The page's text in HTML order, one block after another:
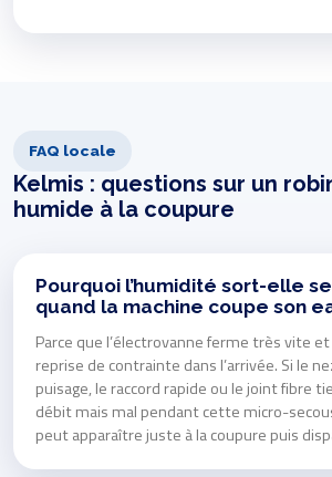
FAQ locale
Kelmis : questions sur un
humide à la coupure
Pourquoi l’humidité sort-elle
quand la machine coupe son
Parce que l’électrovanne ferme très vite
reprise de contrainte dans l’arrivée. Si le
puisage, le raccord rapide ou le joint fibre
débit mais mal pendant cette micro-
peut apparaître juste à la coupure puis